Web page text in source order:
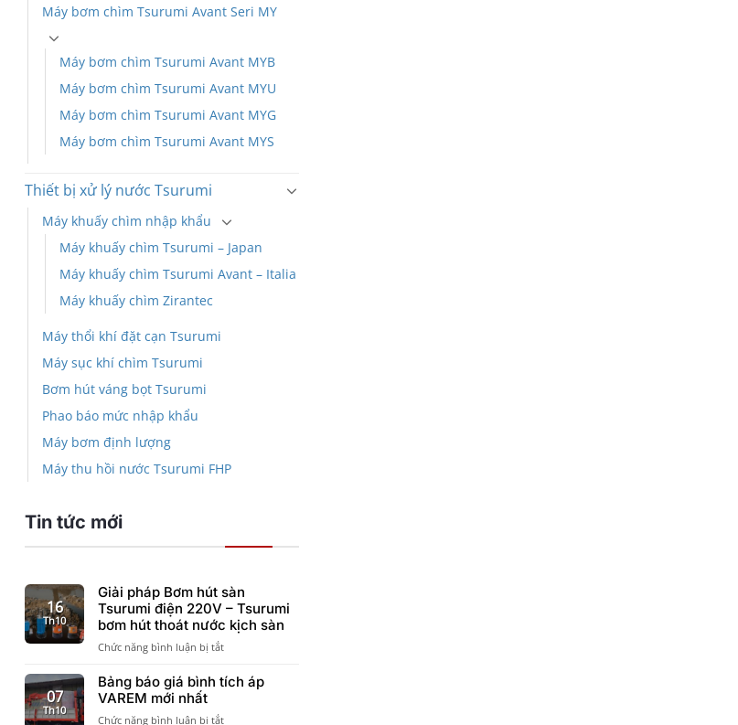
Máy bơm chìm Tsurumi Avant Seri MY
Máy bơm chìm Tsurumi Avant MYB
Máy bơm chìm Tsurumi Avant MYU
Máy bơm chìm Tsurumi Avant MYG
Máy bơm chìm Tsurumi Avant MYS
Thiết bị xử lý nước Tsurumi
Máy khuấy chìm nhập khẩu
Máy khuấy chìm Tsurumi – Japan
Máy khuấy chìm Tsurumi Avant – Italia
Máy khuấy chìm Zirantec
Máy thổi khí đặt cạn Tsurumi
Máy sục khí chìm Tsurumi
Bơm hút váng bọt Tsurumi
Phao báo mức nhập khẩu
Máy bơm định lượng
Máy thu hồi nước Tsurumi FHP
Tin tức mới
16
Th10
Giải pháp Bơm hút sàn
Tsurumi điện 220V – Tsurumi
bơm hút thoát nước kịch sàn
Chức năng bình luận bị tắtở
pháp
Bơm
07
Th10
Bảng báo giá bình tích áp
VAREM mới nhất
Chức năng bình luận bị tắtở